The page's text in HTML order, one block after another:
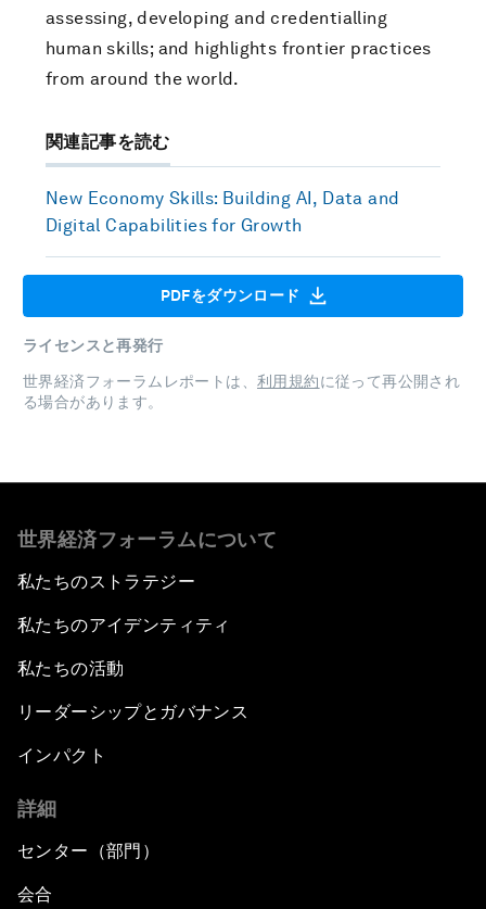
assessing, developing and credentialling
human skills; and highlights frontier practices
from around the world.
関連記事を読む
New Economy Skills: Building AI, Data and
Digital Capabilities for Growth
PDFをダウンロード
ライセンスと再発行
世界経済フォーラムレポートは、 利用規約に従って再公開され
る場合があります。
世界経済フォーラムについて
私たちのストラテジー
私たちのアイデンティティ
私たちの活動
リーダーシップとガバナンス
インパクト
詳細
センター（部門）
会合